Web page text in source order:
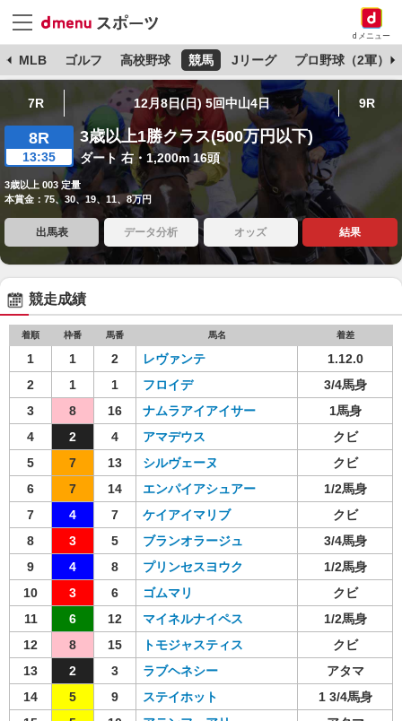
dメニュー
MLB ゴルフ 高校野球 競馬 Jリーグ プロ野球（2軍）
7R 12月8日(日) 5回中山4日 9R
8R
13:35
3歳以上1勝クラス(500万円以下)
ダート 右・1,200m 16頭
3歳以上 003 定量
本賞金：75、30、19、11、8万円
出馬表 データ分析 オッズ 結果
競走成績
着順 枠番 馬番 馬名 着差
1 1 2 レヴァンテ
1.12.0
2
1 1 フロイデ
3/4馬身
3
8 16 ナムラアイアイサー
1馬身
4
2 4 アマデウス
クビ
5
7 13 シルヴェーヌ
クビ
6
7 14 エンパイアシュアー
1/2馬身
7
4 7 ケイアイマリブ
クビ
8
3 5 ブランオラージュ
3/4馬身
9
4 8 プリンセスヨウク
1/2馬身
10
3 6 ゴムマリ
クビ
11
6 12 マイネルナイペス
1/2馬身
12
8 15 トモジャスティス
クビ
13
2 3 ラブヘネシー
アタマ
14
5 9 ステイホット
1 3/4馬身